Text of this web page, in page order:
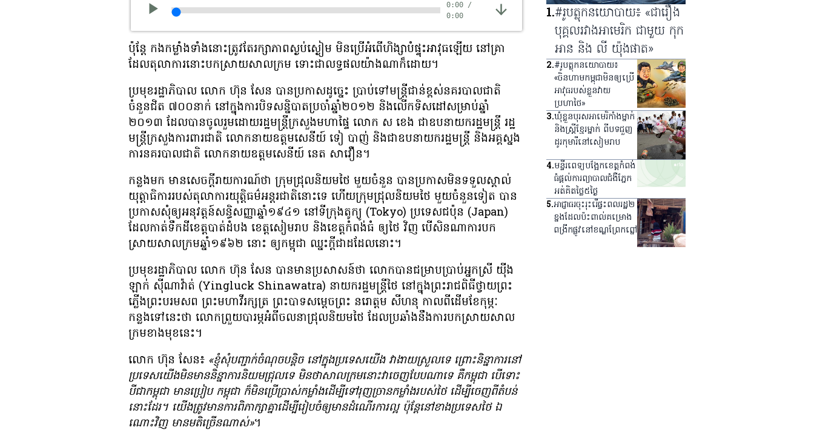
0:00 /
0:00
ប៉ុន្តែ កង​កម្លាំង​ទាំង​នោះ​ត្រូវ​តែ​រក្សា​ភាព​ស្ងប់ស្ងៀម មិន​ប្រើ​អំពើ​ហិង្សា​បំផ្ទុះ​អាវុធ​ឡើយ នៅ​គ្រា​
ដែល​តុលាការ​នោះ​បកស្រាយ​សាលក្រម ទោះ​ជា​លទ្ធផល​យ៉ាង​ណា​ក៏ដោយ។
ប្រមុខ​រដ្ឋាភិបាល លោក ហ៊ុន សែន បាន​ប្រកាស​ដូច្នេះ ប្រាប់​ទៅ​មន្ត្រី​ជាន់​ខ្ពស់​នគរបាល​ជាតិ​
ចំនួន​ជិត ៧០០​នាក់ នៅ​ក្នុង​ការ​បិទ​សន្និបាត​ប្រចាំ​ឆ្នាំ​២០១២ និង​លើក​ទិសដៅ​សម្រាប់​ឆ្នាំ​
២០១៣ ដែល​បាន​ចូល​រួម​ដោយ​រដ្ឋមន្ត្រី​ក្រសួង​មហាផ្ទៃ លោក ស ខេង ជា​ឧបនាយក​រដ្ឋមន្ត្រី រដ្ឋ
មន្ត្រី​ក្រសួង​ការពារ​ជាតិ លោក​នាយ​ឧត្តមសេនីយ៍ ទៀ បាញ់ និង​ជា​ឧបនាយក​រដ្ឋមន្ត្រី និង​អគ្គស្នង
ការ​នគរបាល​ជាតិ លោក​នាយ​ឧត្តមសេនីយ៍ នេត សាវឿន។
កន្លង​មក មាន​សេចក្តី​រាយការណ៍​ថា ក្រុម​ជ្រុល​និយម​ថៃ មួយ​ចំនួន បាន​ប្រកាស​មិន​ទទួល​ស្គាល់​
យុត្តាធិការ​របស់​តុលាការ​យុត្តិធម៌​អន្តរជាតិ​នោះ​ទេ ហើយ​ក្រុម​ជ្រុល​និយម​ថៃ មួយ​ចំនួន​ទៀត បាន​
ប្រកាស​សុំ​ឲ្យ​អនុវត្តន៍​សន្ធិសញ្ញា​ឆ្នាំ​១៩៤១ នៅ​ទីក្រុង​តូក្យូ (Tokyo) ប្រទេស​ជប៉ុន (Japan)
ដែល​កាត់​ទឹក​ដី​ខេត្ត​បាត់ដំបង ខេត្ត​សៀមរាប និង​ខេត្ត​កំពង់ធំ ឲ្យ​ថៃ វិញ បើ​សិន​ណា​ការ​បក
ស្រាយ​សាលក្រម​ឆ្នាំ​១៩៦២ នោះ ឲ្យ​កម្ពុជា ឈ្នះ​ក្តី​ជា​ដដែល​នោះ។
ប្រមុខ​រដ្ឋាភិបាល លោក ហ៊ុន សែន បាន​មាន​ប្រសាសន៍​ថា លោក​បាន​ជម្រាប​ប្រាប់​អ្នកស្រី យ៉ីង
ឡាក់ ស៊ីណាវ៉ាត់ (Yingluck Shinawatra) នាយក​រដ្ឋមន្ត្រី​ថៃ នៅ​ក្នុង​ព្រះរាជ​ពិធី​ថ្វាយ​ព្រះ​
ភ្លើង​ព្រះបរមសព ព្រះ​មហា​វីរក្សត្រ ព្រះបាទ​សម្ដេច​ព្រះ នរោត្តម សីហនុ កាល​ពី​ដើម​ខែ​កុម្ភៈ
កន្លង​ទៅ​នេះ​ថា លោក​ព្រួយ​បារម្ភ​អំពី​ចលនា​ជ្រុល​និយម​ថៃ ដែល​ប្រឆាំង​នឹង​ការ​បកស្រាយ​សាល
ក្រម​ខាង​មុខ​នេះ។
លោក ហ៊ុន សែន៖ «ខ្ញុំ​សុំ​បញ្ជាក់​ចំណុច​បន្តិច នៅ​ក្នុង​ប្រទេស​យើង វា​ងាយ​ស្រួល​ទេ ព្រោះ​និន្នាការ​នៅ​
ប្រទេស​យើង​មិន​មាន​និន្នាការ​និយម​ជ្រុល​ទេ មិន​ថា​សាលក្រម​នោះ​វា​ចេញ​បែប​ណា​ទេ គឺ​កម្ពុជា បើ​ទោះ​
បី​ជា​កម្ពុជា មាន​ប្រៀប កម្ពុជា ក៏​មិន​ប្រើប្រាស់​កម្លាំង​ដើម្បី​ទៅ​រុញ​ច្រាន​កម្លាំង​របស់​ថៃ ដើម្បី​ចេញ​ពី​តំបន់​
នោះ​ដែរ។ យើង​ត្រូវ​មាន​ការ​ពិភាក្សា​គ្នា​ដើម្បី​រៀបចំ​ឲ្យ​មាន​ដំណើរ​ការ​ល្អ ប៉ុន្តែ​នៅ​ខាង​ប្រទេស​ថៃ ឯ​
ណោះ​វិញ មាន​មតិ​ច្រើន​ណាស់»។
1.#រូបត្លុកនយោបាយ៖ «ជារឿង
បុគ្គលរវាងអាមេរិក ជាមួយ កុក
អាន និង លី យ៉ុងផាត»
2.#រូបត្លុកនយោបាយ៖
«ចិនហាមកម្ពុជាមិនឲ្យប្រើ
អាវុធរបស់ខ្លួនវាយ
ប្រហាថៃ»
3.ឃុំ​ខ្លួន​បុរស​អាមេរិកាំង​ម្នាក់
និង​ស្ត្រី​ខ្មែរ​ម្នាក់ ពី​បទ​ជួញ​
ដូរ​កុមារី​នៅ​សៀមរាប
4.មន្ទីរពេទ្យ​បង្អែក​ខេត្ត​កំពង់
ធំ​ផ្ដល់​ការ​ព្យាបាល​ជំងឺ​ភ្នែក​
អត់​គិត​ថ្លៃ​៥​ថ្ងៃ
5.អាជ្ញាធរ​ចុះ​រុះរើ​ផ្ទះ​ពលរដ្ឋ​២​
ខ្នង​ដែល​ប៉ះពាល់​គម្រោង​
ពង្រីក​ផ្លូវ​នៅ​ខណ្ឌ​ព្រែកព្នៅ